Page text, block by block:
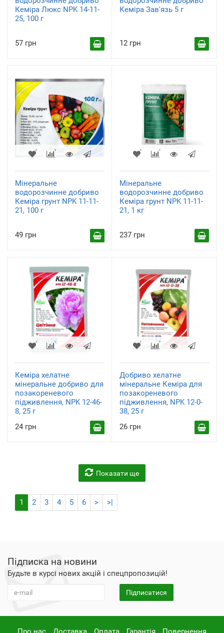
Кеміра Люкс NPK 14-11-
25, 100 г
57 грн
Кеміра Зав'язь 5 г
12 грн
Мінеральне
водорозчинне добриво
Кеміра грунт NPK 11-11-
21, 100 г
49 грн
Мінеральне
водорозчинне добриво
Кеміра грунт NPK 11-11-
21, 1 кг
237 грн
Кеміра хелатне
мінеральне добриво для
позакореневого
підживлення, NPK 12-46-
8, 25 г
24 грн
Добриво хелатне
мінеральне Кеміра для
позакореневого
підживлення, NPK 12-0-
38, 25 г
26 грн
Показати ще
1 2 3 4 5 6 > >|
Підписка на новини
Будьте в курсі нових акцій і спецпропозицій!
Підписатися